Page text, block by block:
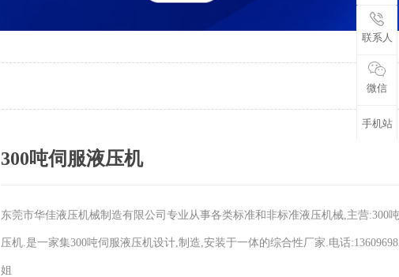
300吨伺服液压机
东莞市华佳液压机械制造有限公司专业从事各类标准和非标准液压机械,主营:300
压机.是一家集300吨伺服液压机设计,制造,安装于一体的综合性厂家.电话
姐
联系人
微信
手机站